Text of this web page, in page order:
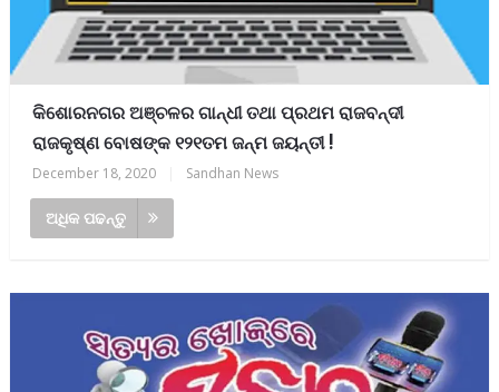
କିଶୋରନଗର ଅଞ୍ଚଳର ଗାନ୍ଧୀ ତଥା ପ୍ରଥମ ରାଜବନ୍ଦୀ
ରାଜକୃଷ୍ଣ ବୋଷଙ୍କ ୧୨୧ତମ ଜନ୍ମ ଜୟନ୍ତୀ !
December 18, 2020 Sandhan News
ଅଧିକ ପଢନ୍ତୁ